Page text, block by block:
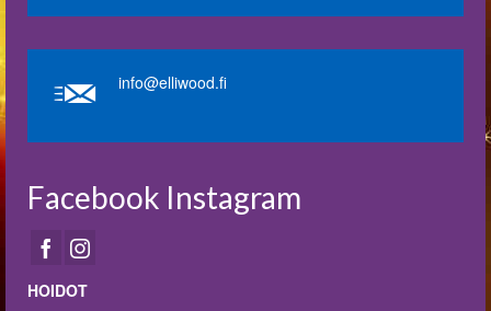
info@elliwood.fi
Facebook Instagram
HOIDOT